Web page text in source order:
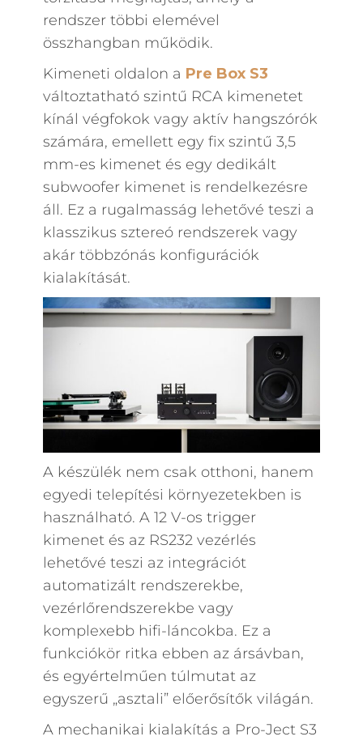
rendszer többi elemével
összhangban működik.
Kimeneti oldalon a Pre Box S3
változtatható szintű RCA kimenetet
kínál végfokok vagy aktív hangszórók
számára, emellett egy fix szintű 3,5
mm-es kimenet és egy dedikált
subwoofer kimenet is rendelkezésre
áll. Ez a rugalmasság lehetővé teszi a
klasszikus sztereó rendszerek vagy
akár többzónás konfigurációk
kialakítását.
A készülék nem csak otthoni, hanem
egyedi telepítési környezetekben is
használható. A 12 V-os trigger
kimenet és az RS232 vezérlés
lehetővé teszi az integrációt
automatizált rendszerekbe,
vezérlőrendszerekbe vagy
komplexebb hifi-láncokba. Ez a
funkciókör ritka ebben az ársávban,
és egyértelműen túlmutat az
egyszerű „asztali” előerősítők világán.
A mechanikai kialakítás a Pro-Ject S3